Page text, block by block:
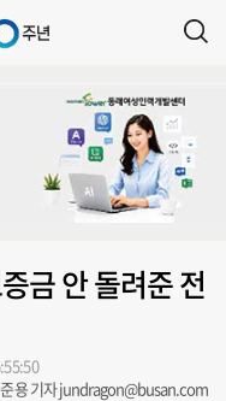
금 안 돌려준 전
용 기자 jundragon@busan.com